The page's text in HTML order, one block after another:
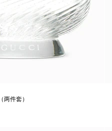
两件套）